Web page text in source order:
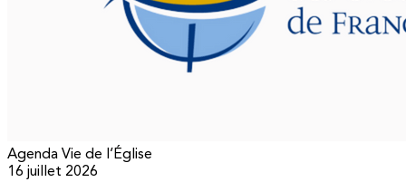
Agenda Vie de l’Église
16 juillet 2026